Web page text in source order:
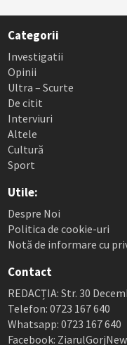
Categorii
Investigatii
Opinii
Ultra – Scurte
De citit
Interviuri
Altele
Cultură
Sport
Utile:
Despre Noi
Politica de cookie-uri
Notă de informare cu
Contact
REDACȚIA: Str. 30
Telefon: 0723 167 640
Whatsapp: 0723 167 640
Facebook: